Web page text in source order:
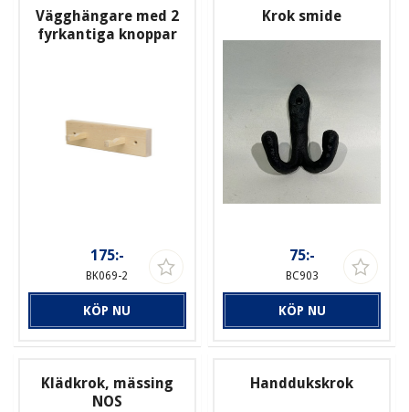
Vägghängare med 2
fyrkantiga knoppar
175:-
BK069-2
KÖP NU
Krok smide
75:-
BC903
KÖP NU
Klädkrok, mässing
NOS
Handdukskrok